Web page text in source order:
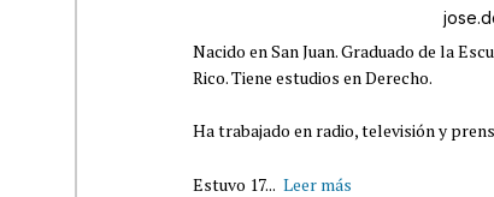
Nacido en San Juan. Graduado de la
Rico. Tiene estudios en Derecho.
Ha trabajado en radio, televisión y
Estuvo 17... Leer más